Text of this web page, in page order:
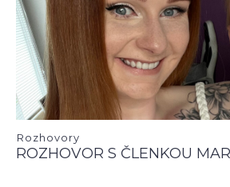
Rozhovory
ROZHOVOR S ČLENKOU